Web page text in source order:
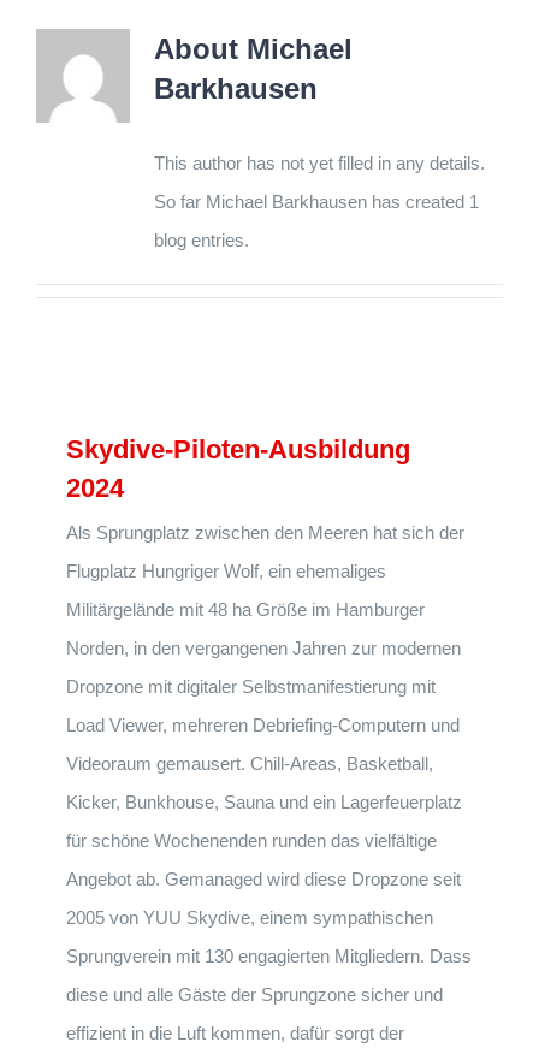
About Michael
Barkhausen
This author has not yet filled in any details.
So far Michael Barkhausen has created 1
blog entries.
Skydive-Piloten-Ausbildung
2024
Als Sprungplatz zwischen den Meeren hat sich der
Flugplatz Hungriger Wolf, ein ehemaliges
Militärgelände mit 48 ha Größe im Hamburger
Norden, in den vergangenen Jahren zur modernen
Dropzone mit digitaler Selbstmanifestierung mit
Load Viewer, mehreren Debriefing-Computern und
Videoraum gemausert. Chill-Areas, Basketball,
Kicker, Bunkhouse, Sauna und ein Lagerfeuerplatz
für schöne Wochenenden runden das vielfältige
Angebot ab. Gemanaged wird diese Dropzone seit
2005 von YUU Skydive, einem sympathischen
Sprungverein mit 130 engagierten Mitgliedern. Dass
diese und alle Gäste der Sprungzone sicher und
effizient in die Luft kommen, dafür sorgt der